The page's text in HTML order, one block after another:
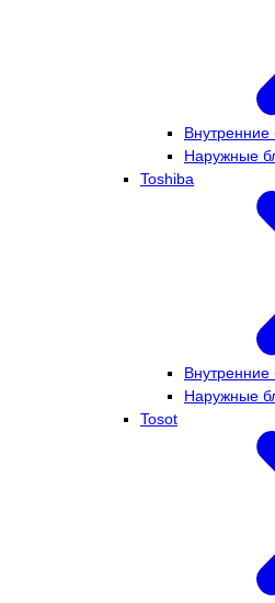
Внутренние
Наружные
Toshiba
Внутренние
Наружные
Tosot